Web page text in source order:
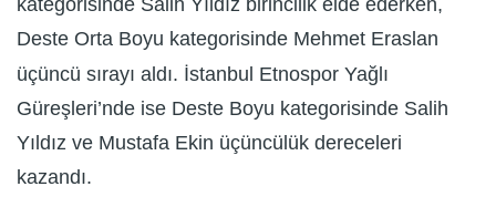
kategorisinde Salih Yıldız birincilik elde ederken,
Deste Orta Boyu kategorisinde Mehmet Eraslan
üçüncü sırayı aldı. İstanbul Etnospor Yağlı
Güreşleri’nde ise Deste Boyu kategorisinde Salih
Yıldız ve Mustafa Ekin üçüncülük dereceleri
kazandı.